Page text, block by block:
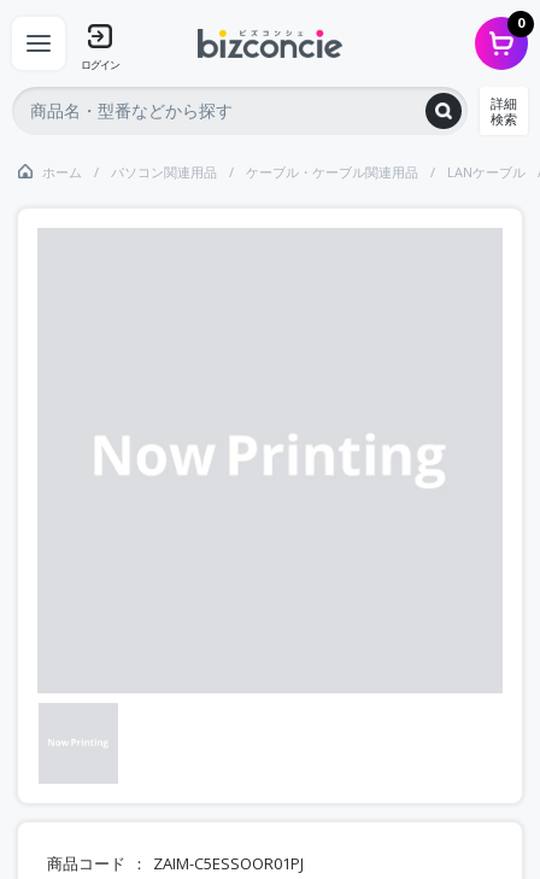
ログイン
0
詳細
検索
ホーム パソコン関連用品 ケーブル・ケーブル関連用品 LANケーブル
商品コード ZAIM-C5ESSOOR01PJ